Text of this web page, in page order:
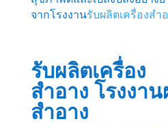
จากโรงงานรับผลิตเครื่องสำ
รับผลิตเครื่อง
สำอาง โรงงา
สำอาง